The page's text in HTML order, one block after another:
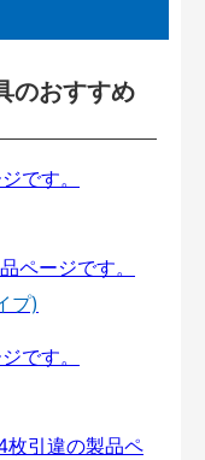
のおすすめ
プ)